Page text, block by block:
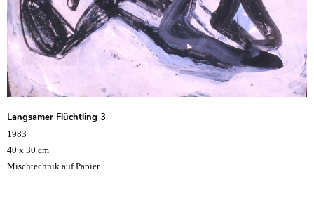
Langsamer Flüchtling 3
1983
40 x 30 cm
Mischtechnik auf Papier